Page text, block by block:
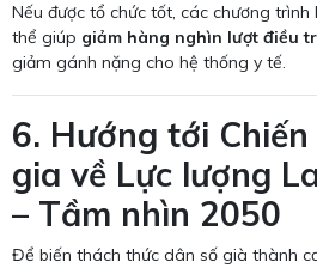
Nếu được tổ chức tốt, các chương
thể giúp giảm hàng nghìn lượt điều
giảm gánh nặng cho hệ thống y tế.
6. Hướng tới
gia về Lực lượng
– Tầm nhìn 2050
Để biến thách thức dân số già thành